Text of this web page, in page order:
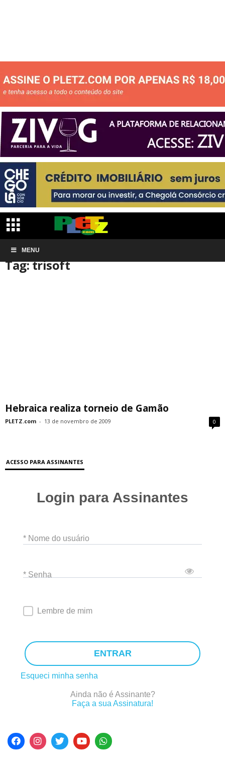
MENU
Início Tags
Tag: trisoft
Hebraica realiza torneio de Gamão
PLETZ.com - 13 de novembro de 2009 0
ACESSO PARA ASSINANTES
Login para Assinantes
* Nome do usuário
* Senha
Lembre de mim
ENTRAR
Esqueci minha senha
Ainda não é Assinante?
Faça a sua Assinatura!